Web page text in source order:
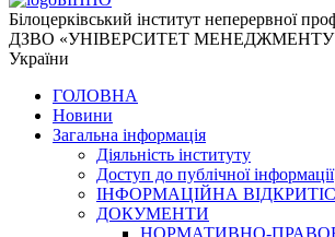
Білоцерківський інститут неперервної
ДЗВО «УНІВЕРСИТЕТ
України
ГОЛОВНА
Новини
Загальна інформація
Діяльність інституту
Доступ до публічної інформації
ІНФОРМАЦІЙНА
ДОКУМЕНТИ
НОРМАТИВНО-